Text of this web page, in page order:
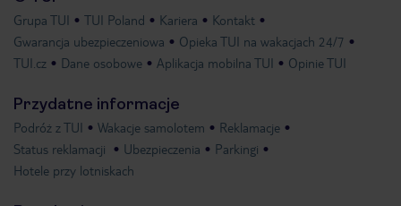
Grupa TUI TUI Poland Kariera
Kontakt
Gwarancja ubezpieczeniowa
Opieka TUI na wakacjach 24/7
TUI.cz
Dane osobowe Aplikacja mobilna TUI Opinie TUI
Przydatne informacje
Podróż z TUI Wakacje samolotem
Reklamacje
Status reklamacji
Ubezpieczenia
Parkingi
Hotele przy lotniskach